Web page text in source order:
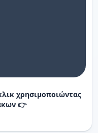
χρησιμοποιώντας
👉